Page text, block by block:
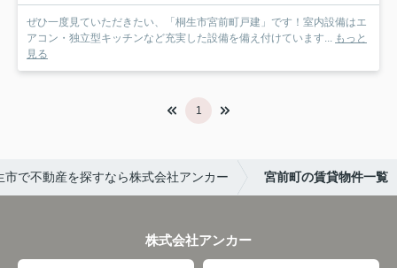
ぜひ一度見ていただきたい、「桐生市宮前町戸建」です！室内設備はエ
アコン・独立型キッチンなど充実した設備を備え付けています... もっと
見る
1
市で不動産を探すなら株式会社アンカー 宮前町の賃貸物件一覧
株式会社アンカー